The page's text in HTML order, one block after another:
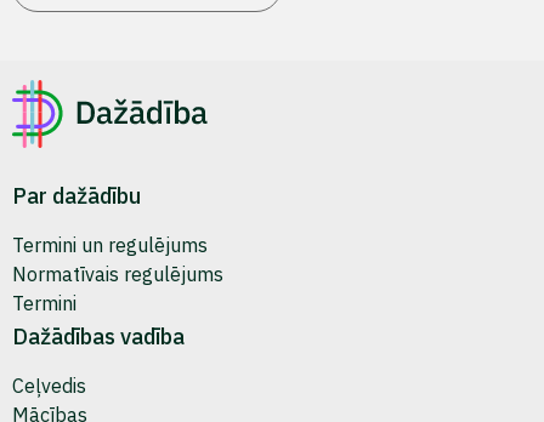
Par dažādību
Termini un regulējums
Normatīvais regulējums
Termini
Dažādības vadība
Ceļvedis
Mācības